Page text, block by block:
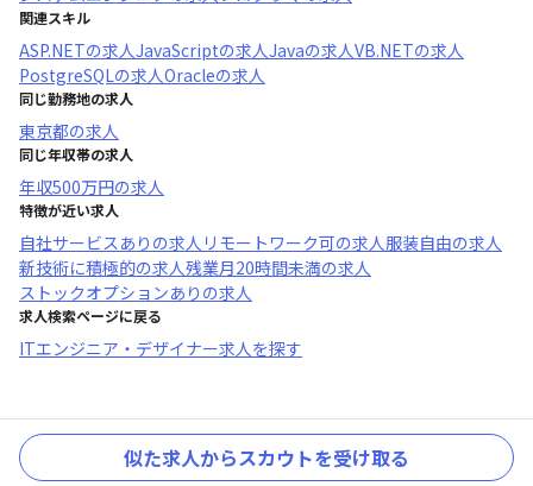
関連スキル
ASP.NETの求人JavaScriptの求人Javaの求人VB.NETの求人
PostgreSQLの求人Oracleの求人
同じ勤務地の求人
東京都の求人
同じ年収帯の求人
年収500万円の求人
特徴が近い求人
自社サービスあり の求人 リモートワーク可の求人服装自由の求人
新技術に積極的の求人残業月20時間未満の求人
ストックオプションあり の求人
求人検索ページに戻る
ITエンジニア・デザイナー求人を探す
似た求人からスカウトを受け取る